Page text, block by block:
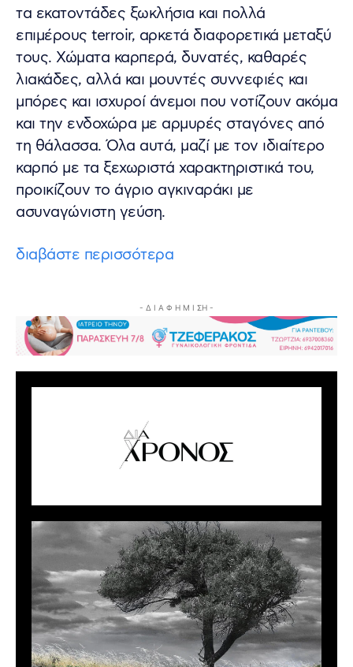
τα εκατοντάδες ξωκλήσια και πολλά
επιμέρους terroir, αρκετά διαφορετικά μεταξύ
τους. Χώματα καρπερά, δυνατές, καθαρές
λιακάδες, αλλά και μουντές συννεφιές και
μπόρες και ισχυροί άνεμοι που νοτίζουν ακόμα
και την ενδοχώρα με αρμυρές σταγόνες από
τη θάλασσα. Όλα αυτά, μαζί με τον ιδιαίτερο
καρπό με τα ξεχωριστά χαρακτηριστικά του,
προικίζουν το άγριο αγκιναράκι με
ασυναγώνιστη γεύση.
διαβάστε περισσότερα
- Δ Ι Α Φ Η Μ Ι ΣΗ -